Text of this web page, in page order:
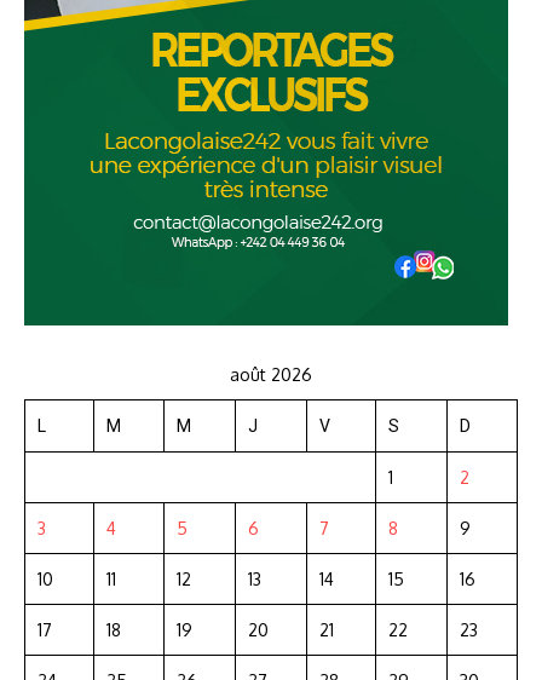
août 2026
L M M J V S D
1 2
3 4 5 6 7 8 9
10 11 12 13 14 15 16
17 18 19 20 21 22 23